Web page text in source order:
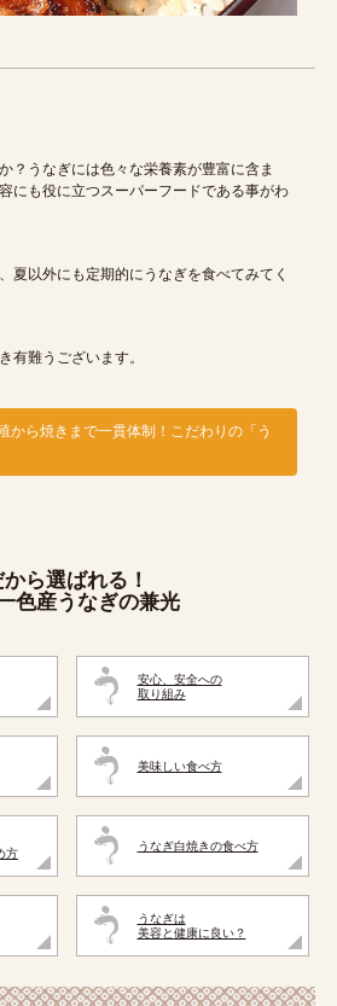
？うなぎには色々な栄養素が豊富に含ま
にも役に立つスーパーフードである事がわ
夏以外にも定期的にうなぎを食べてみてく
有難うございます。
から焼きまで一貫体制！こだわりの「う
から選ばれる！
色産うなぎの兼光
安心、安全への
取り組み
美味しい食べ方
方
うなぎ白焼きの食べ方
うなぎは
美容と健康に良い？